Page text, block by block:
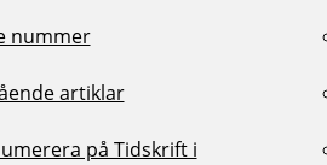
nummer
artiklar
på Tidskrift i